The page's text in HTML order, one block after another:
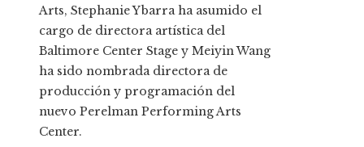
Arts, Stephanie Ybarra ha asumido el
cargo de directora artística del
Baltimore Center Stage y Meiyin Wang
ha sido nombrada directora de
producción y programación del
nuevo Perelman Performing Arts
Center.